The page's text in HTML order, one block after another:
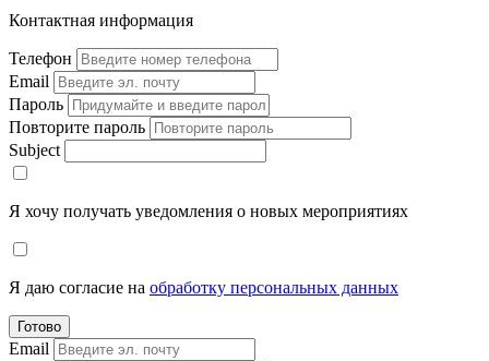
Контактная информация
Телефон
Email
Пароль
Повторите пароль
Subject
Я хочу получать уведомления о новых мероприятиях
Я даю согласие на обработку персональных данных
Готово
Email